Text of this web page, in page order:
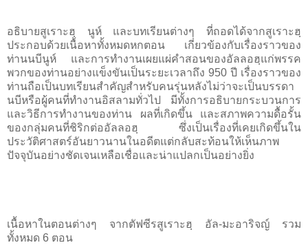
อธิบายสูเราะฮฺ นูห์ และบทเรียนต่างๆ ที่ถอดได้จากสูเราะฮฺ
ประกอบด้วยเนื้อหาทั้งหมดหกตอน เกี่ยวข้องกับเรื่องราวของ
ท่านนบีนูห์ และการทำงานเผยแผ่คำสอนของอัลลอฮฺแก่พรรค
พวกของท่านอย่างแข็งขันเป็นระยะเวลาถึง 950 ปี เรื่องราวของ
ท่านถือเป็นบทเรียนสำคัญสำหรับคนรุ่นหลังไม่ว่าจะเป็นบรรดา
นบีหรือผู้คนที่ทำงานอิสลามทั่วไป มีทั้งการอธิบายกระบวนการ
และวิธีการทำงานของท่าน ผลที่เกิดขึ้น และสภาพความดื้อรั้น
ของกลุ่มคนที่ชิริกต่ออัลลอฮฺ ซึ่งเป็นเรื่องที่เคยเกิดขึ้นใน
ประวัติศาสตร์อันยาวนานในอดีตแต่กลับสะท้อนให้เห็นภาพ
ปัจจุบันอย่างชัดเจนเหลือเชื่อและน่าแปลกเป็นอย่างยิ่ง
เนื้อหาในตอนต่างๆ จากตัฟซีรสูเราะฮฺ อัล-มะอาริจญ์ รวม
ทั้งหมด 6 ตอน